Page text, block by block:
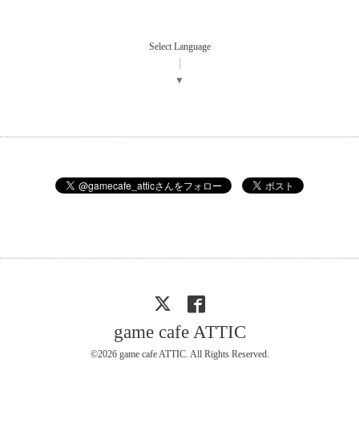
Select Language
▼
game cafe ATTIC
©2026 game cafe ATTIC. All Rights Reserved.